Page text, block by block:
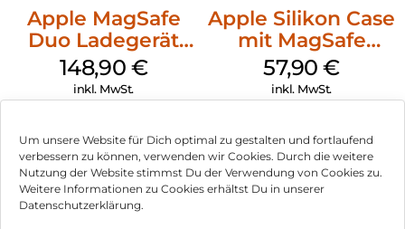
Um unsere Website für Dich optimal zu gestalten und fortlaufend
verbessern zu können, verwenden wir Cookies. Durch die weitere
Nutzung der Website stimmst Du der Verwendung von Cookies zu.
Weitere Informationen zu Cookies erhältst Du in unserer
Datenschutzerklärung.
Apple MagSafe
Duo Ladegerät
Weiß
148,90 €
inkl. MwSt.
Apple Silikon Case
mit MagSafe
iPhone 14 Pro
(PRODUCT)RED
57,90€
inkl. MwSt.
Impressum